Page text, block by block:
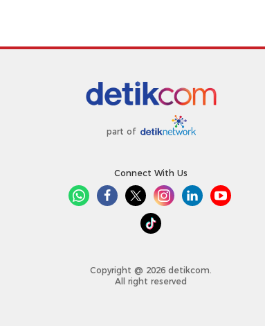
part of
Connect With Us
Copyright @ 2026 detikcom.
All right reserved